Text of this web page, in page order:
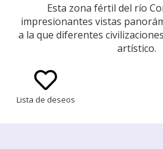
Esta zona fértil del río
impresionantes vistas
a la que diferentes
artístico.
Lista de deseos